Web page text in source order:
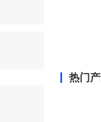
热门